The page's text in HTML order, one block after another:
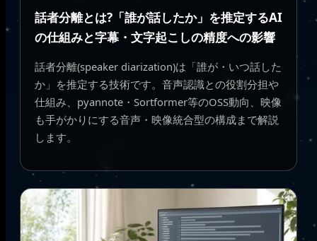
話者分離とは?「誰が話したか」を推定するAI
の仕組みと字幕・文字起こしの精度への影響
話者分離(speaker diarization)は「誰が・いつ話した
か」を推定する技術です。音声認識との役割分担や
仕組み、pyannote・Sortformer等のOSS動向、映像
も手がかりにする音声・映像統合型の構成まで解説
します。